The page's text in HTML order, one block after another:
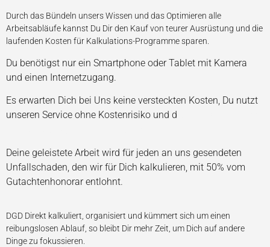
Durch das Bündeln unsers Wissen und das Optimieren alle
Arbeitsabläufe kannst Du Dir den Kauf von teurer Ausrüstung und die
laufenden Kosten für Kalkulations-Programme sparen.
Du benötigst nur ein Smartphone oder Tablet mit Kamera
und einen Internetzugang.
Es erwarten Dich bei Uns keine versteckten Kosten, Du nutzt
unseren Service ohne Kostenrisiko und d
Deine geleistete Arbeit wird für jeden an uns gesendeten
Unfallschaden, den wir für Dich kalkulieren, mit 50% vom
Gutachtenhonorar entlohnt.
DGD Direkt kalkuliert, organisiert und kümmert sich um einen
reibungslosen Ablauf, so bleibt Dir mehr Zeit, um Dich auf andere
Dinge zu fokussieren.